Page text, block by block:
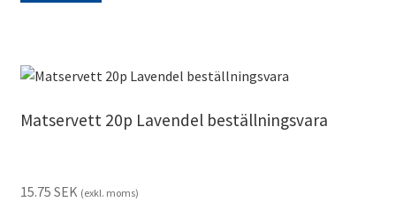
tillverkningsvara
Matservett 20p Lavendel beställningsvara
15.75 SEK (exkl. moms)